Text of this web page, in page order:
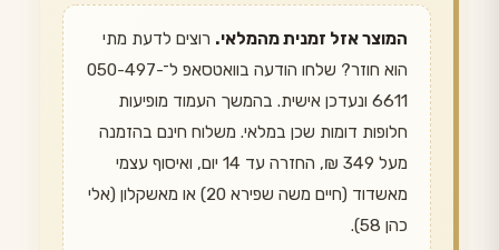
המוצר אזל זמנית מהמלאי. רוצים לדעת מתי
הוא חוזר? שלחו הודעה בוואטסאפ ל־050-497-
6611 ונעדכן אישית. בהמשך העמוד מופיעות
חלופות דומות שכן במלאי. משלוח חינם בהזמנה
מעל 349 ₪, החזרה עד 14 יום, ואיסוף עצמי
מאשדוד (חיים משה שפירא 20) או מאשקלון (אלי
כהן 58).